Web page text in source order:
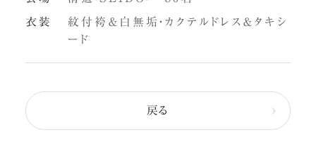
衣装
紋付袴＆白無垢・カクテルドレス＆タキシ
ード
戻る